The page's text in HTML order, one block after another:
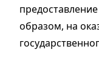
образом, на